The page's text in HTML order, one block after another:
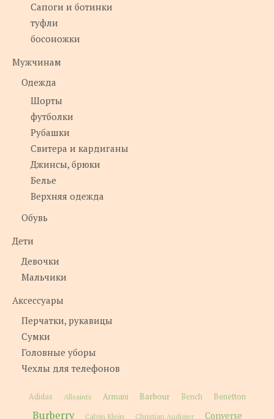
Сапоги и ботинки
туфли
босоножки
Мужчинам
Одежда
Шорты
футболки
Рубашки
Свитера и кардиганы
Джинсы, брюки
Белье
Верхняя одежда
Обувь
Дети
Девочки
Мальчики
Аксессуары
Перчатки, рукавицы
Сумки
Головные уборы
Чехлы для телефонов
Adidas Allsaints Armani Barbour Bench Benetton
Burberry Calvin Klein Christian Audigier Converse